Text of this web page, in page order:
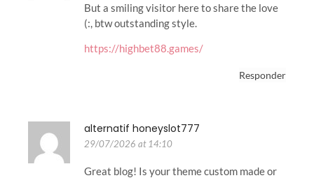
But a smiling visitor here to share the love
(:, btw outstanding style.
https://highbet88.games/
Responder
alternatif honeyslot777
29/07/2026 at 14:10
Great blog! Is your theme custom made or